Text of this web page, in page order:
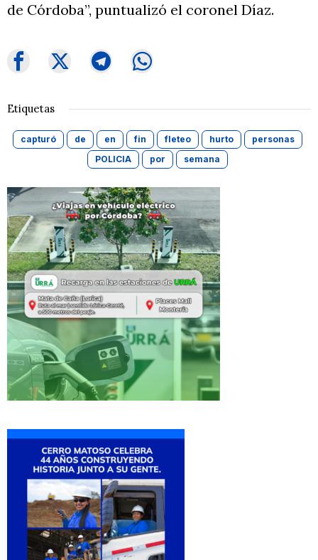
de Córdoba”, puntualizó el coronel Díaz.
Etiquetas
capturó de en fin fleteo hurto
personas
POLICIA
por semana